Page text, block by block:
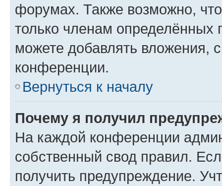
форумах. Также возможно,
только членам определённых
можете добавлять вложения,
конференции.
Вернуться к началу
Почему я получил
На каждой конференции
собственный свод правил.
получить предупреждение.